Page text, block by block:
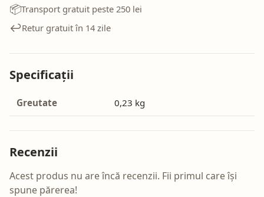
📦Transport gratuit peste 250 lei
↩️Retur gratuit în 14 zile
Specificații
Greutate 0,23 kg
Recenzii
Acest produs nu are încă recenzii. Fii primul care își
spune părerea!